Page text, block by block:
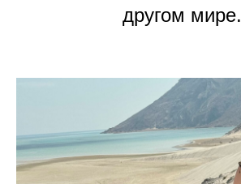
другом мире.